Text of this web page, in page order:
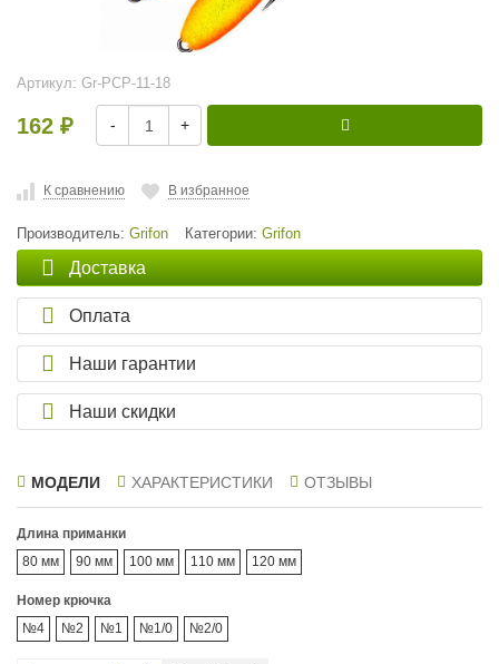
Артикул: Gr-PCP-11-18
162 ₽ - +
К сравнению В избранное
Производитель: Grifon Категории: Grifon
Доставка
Оплата
Наши гарантии
Наши скидки
МОДЕЛИ ХАРАКТЕРИСТИКИ ОТЗЫВЫ
Длина приманки
80 мм
90 мм 100 мм 110 мм 120 мм
Номер крючка
№4
№2 №1 №1/0 №2/0